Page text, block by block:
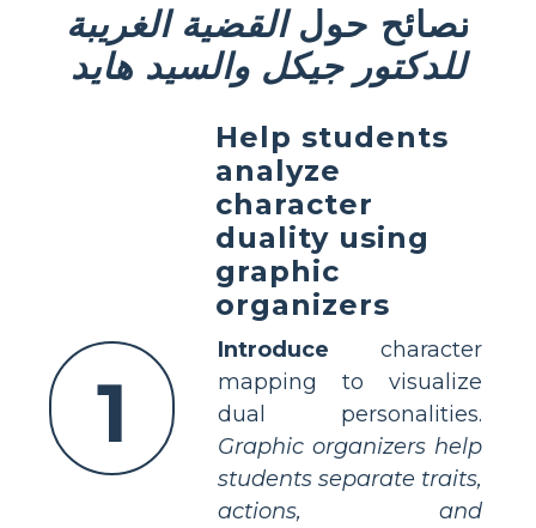
نصائح حولالقضية الغريبة
للدكتور جيكل والسيد هايد
1
Help students
analyze
character
duality using
graphic
organizers
Introduce character
mapping to visualize
dual personalities.
Graphic organizers help
students separate traits,
actions, and